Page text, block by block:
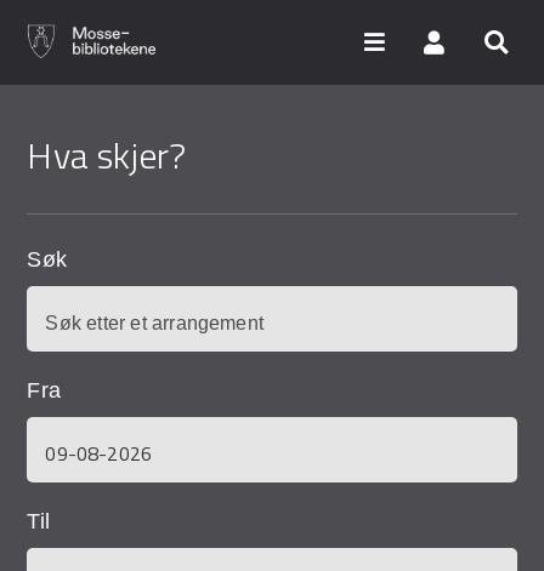
Nyheter
Søk i våre databaser
hovedinnhold
Hva skjer?
Søk
Fra
Til